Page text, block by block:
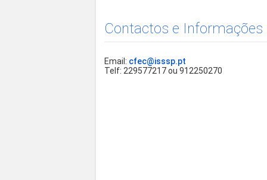
Contactos e Informações
Email: cfec@isssp.pt
Telf: 229577217 ou 912250270